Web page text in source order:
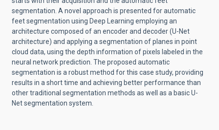
segmentation. A novel approach is presented for automatic
feet segmentation using Deep Learning employing an
architecture composed of an encoder and decoder (U-Net
architecture) and applying a segmentation of planes in point
cloud data, using the depth information of pixels labeled in the
neural network prediction. The proposed automatic
segmentation is a robust method for this case study, providing
results in a short time and achieving better performance than
other traditional segmentation methods as well as a basic U-
Net segmentation system.